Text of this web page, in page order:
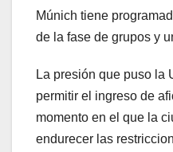
Múnich tiene
de la fase de grupos y
La presión que puso la
permitir el ingreso de
momento en el que la
endurecer las